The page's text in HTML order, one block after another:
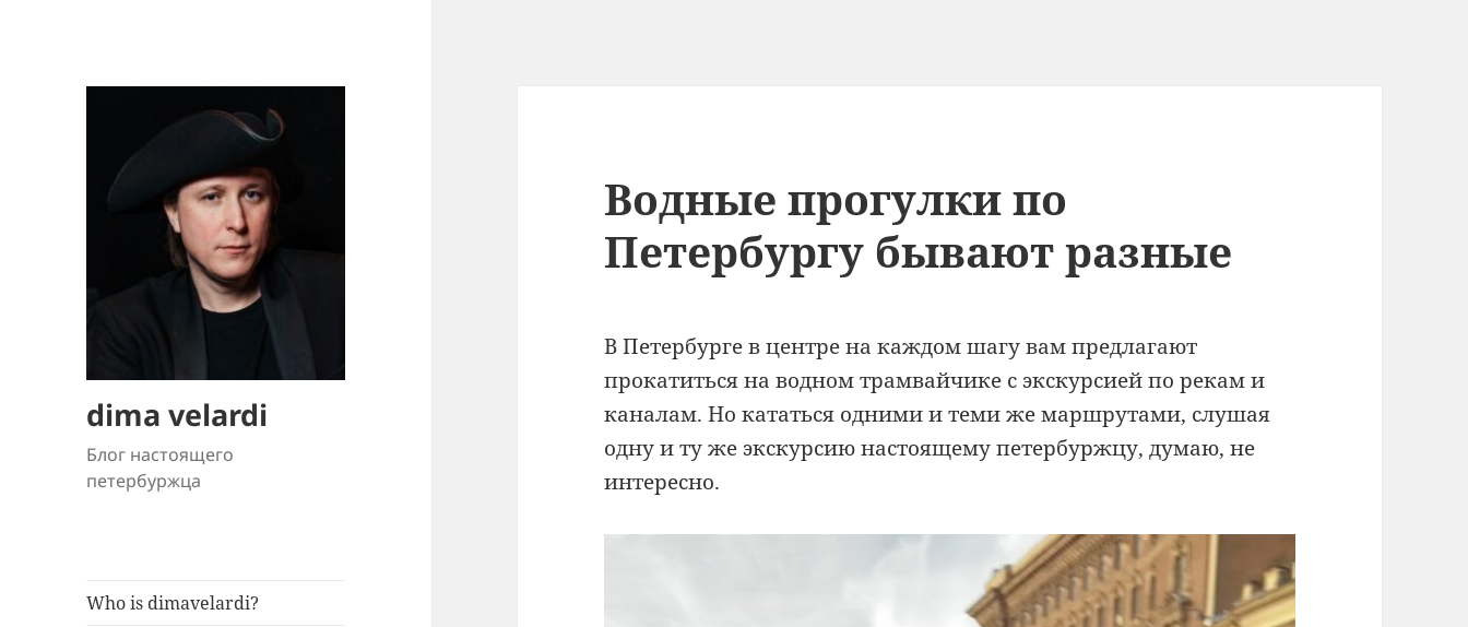
dima velardi
Блог настоящего
петербуржца
Who is dimavelardi?
Водные прогулки по
Петербургу бывают разные
В Петербурге в центре на каждом шагу вам предлагают
прокатиться на водном трамвайчике с экскурсией по рекам и
каналам. Но кататься одними и теми же маршрутами, слушая
одну и ту же экскурсию настоящему петербуржцу, думаю, не
интересно.